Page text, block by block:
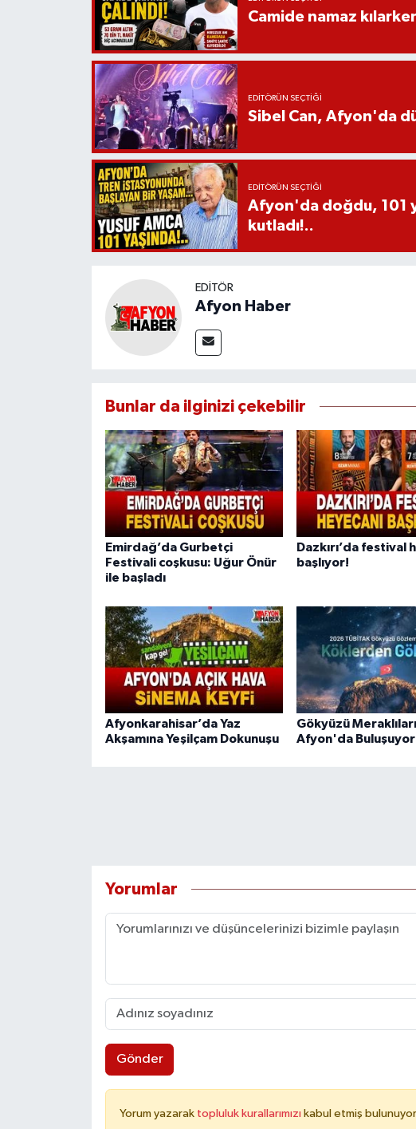
Camide namaz
EDITÖRÜN SEÇTIĞI
Sibel Can, Afyon'da
EDITÖRÜN SEÇTIĞI
Afyon'da doğdu, 101
kutladı!..
EDITÖR
Afyon Haber
Bunlar da ilginizi çekebilir
Emirdağ’da Gurbetçi
Festivali coşkusu: Uğur Önür
ile başladı
Dazkırı’da festival
başlıyor!
Afyonkarahisar’da Yaz
Akşamına Yeşilçam Dokunuşu
Gökyüzü Meraklıları
Afyon'da Buluşuyor
Yorumlar
Gönder
Yorum yazarak topluluk kurallarımızı kabul etmiş